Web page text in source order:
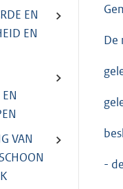
EN
EN
VAN
De
-